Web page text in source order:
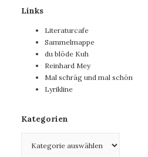
Links
Literaturcafe
Sammelmappe
du blöde Kuh
Reinhard Mey
Mal schräg und mal schön
Lyrikline
Kategorien